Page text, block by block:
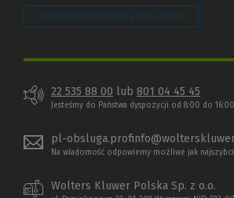
Zarządzaj preferencjami plików cookie
22 535 88 00 lub 801 04 45 45
Jesteśmy do Państwa dyspozycji od 8:00 do 16:00
pl-
Na wiadomość odpowiemy możliwe jak
Wolters Kluwer Polska Sp. z o.o.